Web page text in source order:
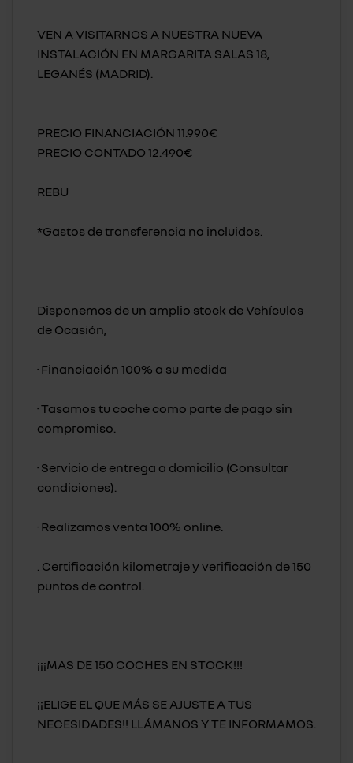
VEN A VISITARNOS A NUESTRA NUEVA
INSTALACIÓN EN MARGARITA SALAS 18,
LEGANÉS (MADRID).
PRECIO FINANCIACIÓN 11.990€
PRECIO CONTADO 12.490€
REBU
*Gastos de transferencia no incluidos.
Disponemos de un amplio stock de Vehículos
de Ocasión,
· Financiación 100% a su medida
· Tasamos tu coche como parte de pago sin
compromiso.
· Servicio de entrega a domicilio (Consultar
condiciones).
· Realizamos venta 100% online.
. Certificación kilometraje y verificación de 150
puntos de control.
¡¡¡MAS DE 150 COCHES EN STOCK!!!
¡¡ELIGE EL QUE MÁS SE AJUSTE A TUS
NECESIDADES!! LLÁMANOS Y TE INFORMAMOS.